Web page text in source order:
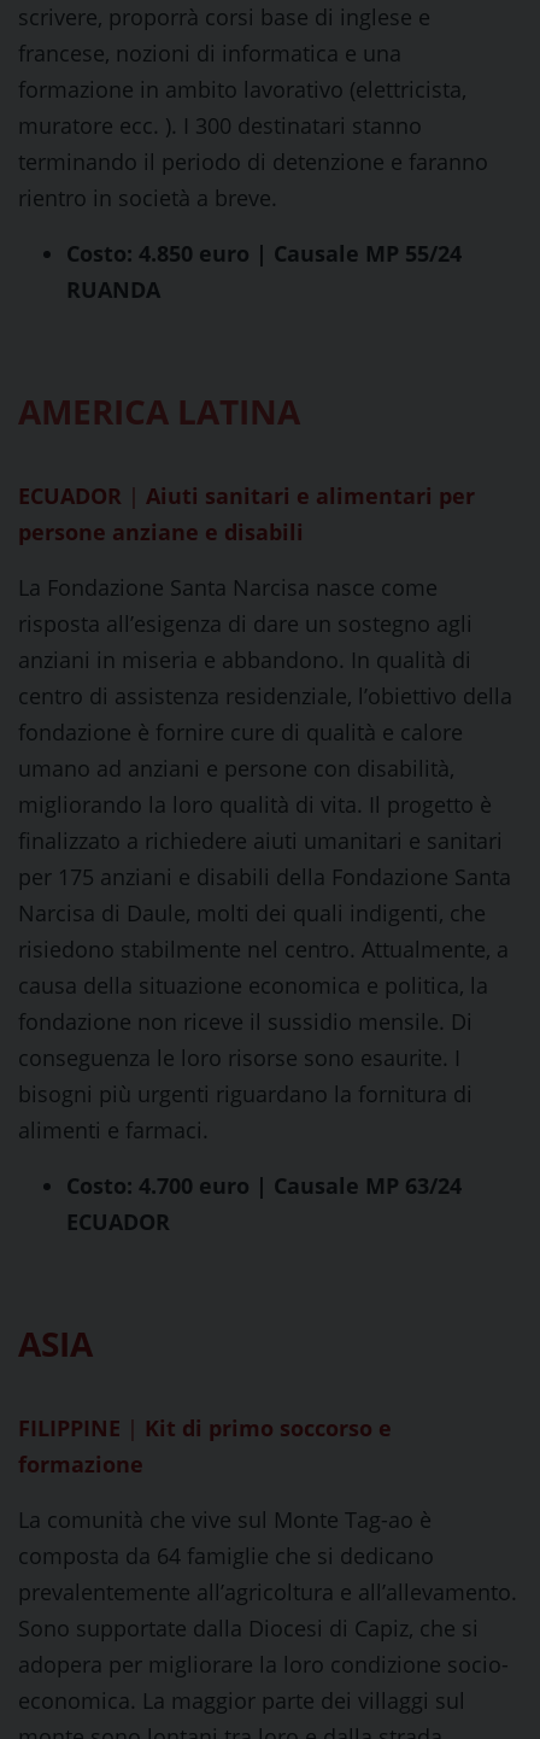
scrivere, proporrà corsi base di inglese e
francese, nozioni di informatica e una
formazione in ambito lavorativo (elettricista,
muratore ecc. ). I 300 destinatari stanno
terminando il periodo di detenzione e faranno
rientro in società a breve.
Costo: 4.850 euro | Causale MP 55/24
RUANDA
AMERICA LATINA
ECUADOR | Aiuti sanitari e alimentari per
persone anziane e disabili
La Fondazione Santa Narcisa nasce come
risposta all’esigenza di dare un sostegno agli
anziani in miseria e abbandono. In qualità di
centro di assistenza residenziale, l’obiettivo della
fondazione è fornire cure di qualità e calore
umano ad anziani e persone con disabilità,
migliorando la loro qualità di vita. Il progetto è
finalizzato a richiedere aiuti umanitari e sanitari
per 175 anziani e disabili della Fondazione Santa
Narcisa di Daule, molti dei quali indigenti, che
risiedono stabilmente nel centro. Attualmente, a
causa della situazione economica e politica, la
fondazione non riceve il sussidio mensile. Di
conseguenza le loro risorse sono esaurite. I
bisogni più urgenti riguardano la fornitura di
alimenti e farmaci.
Costo: 4.700 euro | Causale MP 63/24
ECUADOR
ASIA
FILIPPINE | Kit di primo soccorso e
formazione
La comunità che vive sul Monte Tag-ao è
composta da 64 famiglie che si dedicano
prevalentemente all’agricoltura e all’allevamento.
Sono supportate dalla Diocesi di Capiz, che si
adopera per migliorare la loro condizione socio-
economica. La maggior parte dei villaggi sul